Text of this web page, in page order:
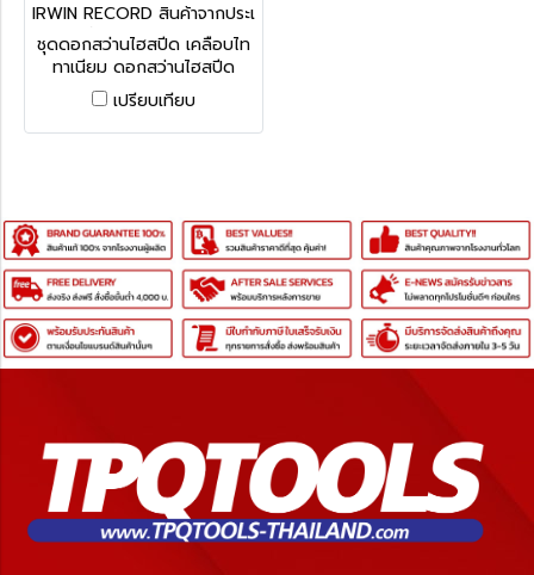
IRWIN RECORD สินค้าจากประเ
ทศอังกฤษ 10503991
ชุดดอกสว่านไฮสปีด เคลือบไท
ทาเนียม ดอกสว่านไฮสปีด
เคลือบไทเทเนียม 15 ดอก Irwin
Pro Drill Set HSTIN 15 Piece
เปรียบเทียบ